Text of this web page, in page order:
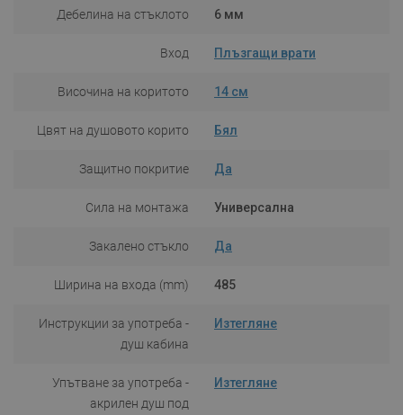
Дебелина на стъклото 6 мм
Вход Плъзгащи врати
Височина на коритото 14 см
Цвят на душовото корито Бял
Защитно покритие Да
Сила на монтажа Универсална
Закалено стъкло Да
Ширина на входа (mm) 485
Инструкции за употреба -
душ кабина
Изтегляне
Упътване за употреба -
акрилен душ под
Изтегляне